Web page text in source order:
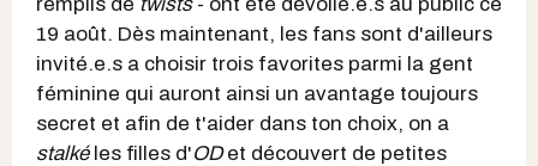
19 août. Dès maintenant, les fans sont d'ailleurs
invité.e.s a choisir trois favorites parmi la gent
féminine qui auront ainsi un avantage toujours
secret et afin de t'aider dans ton choix, on a
stalkéles filles d'ODet découvert de petites